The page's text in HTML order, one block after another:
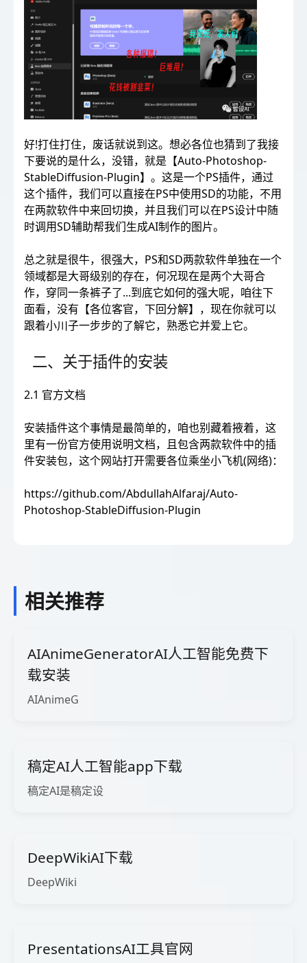
好!打住打住，废话就说到这。想必各位也猜到了我接
下要说的是什么，没错，就是【Auto-Photoshop-
StableDiffusion-Plugin】。这是一个PS插件，通过
这个插件，我们可以直接在PS中使用SD的功能，不用
在两款软件中来回切换，并且我们可以在PS设计中随
时调用SD辅助帮我们生成AI制作的图片。
总之就是很牛，很强大，PS和SD两款软件单独在一个
领域都是大哥级别的存在，何况现在是两个大哥合
作，穿同一条裤子了...到底它如何的强大呢，咱往下
面看，没有【各位客官，下回分解】，现在你就可以
跟着小川子一步步的了解它，熟悉它并爱上它。
二、关于插件的安装
2.1 官方文档
安装插件这个事情是最简单的，咱也别藏着掖着，这
里有一份官方使用说明文档，且包含两款软件中的插
件安装包，这个网站打开需要各位乘坐小飞机(网络)：
https://github.com/AbdullahAlfaraj/Auto-
Photoshop-StableDiffusion-Plugin
相关推荐
AIAnimeGeneratorAI人工智能免费下
载安装
AIAnimeG
稿定AI人工智能app下载
稿定AI是稿定设
DeepWikiAI下载
DeepWiki
PresentationsAI工具官网